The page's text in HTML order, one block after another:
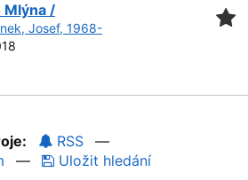
Mlýna /
Josef, 1968-
RSS
—
—
Uložit hledání